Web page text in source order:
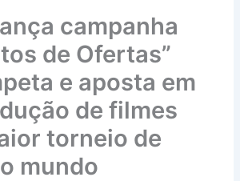
campanha
de Ofertas”
e aposta em
de filmes
torneio de
mundo